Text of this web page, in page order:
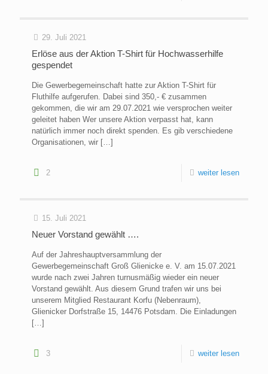
29. Juli 2021
Erlöse aus der Aktion T-Shirt für Hochwasserhilfe
gespendet
Die Gewerbegemeinschaft hatte zur Aktion T-Shirt für
Fluthilfe aufgerufen. Dabei sind 350,- € zusammen
gekommen, die wir am 29.07.2021 wie versprochen weiter
geleitet haben Wer unsere Aktion verpasst hat, kann
natürlich immer noch direkt spenden. Es gib verschiedene
Organisationen, wir […]
2 weiter lesen
15. Juli 2021
Neuer Vorstand gewählt ….
Auf der Jahreshauptversammlung der
Gewerbegemeinschaft Groß Glienicke e. V. am 15.07.2021
wurde nach zwei Jahren turnusmäßig wieder ein neuer
Vorstand gewählt. Aus diesem Grund trafen wir uns bei
unserem Mitglied Restaurant Korfu (Nebenraum),
Glienicker Dorfstraße 15, 14476 Potsdam. Die Einladungen
[…]
3 weiter lesen